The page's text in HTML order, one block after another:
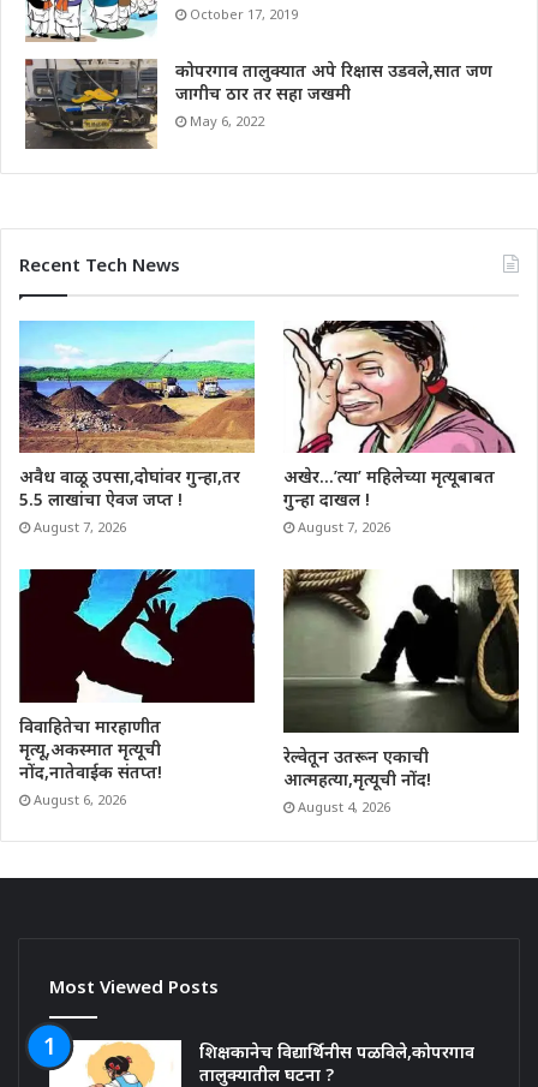
October 17, 2019
कोपरगाव तालुक्यात अपे रिक्षास उडवले,सात जण
जागीच ठार तर सहा जखमी
May 6, 2022
Recent Tech News
अवैध वाळू उपसा,दोघांवर गुन्हा,तर
5.5 लाखांचा ऐवज जप्त !
August 7, 2026
अखेर…’त्या’ महिलेच्या मृत्यूबाबत
गुन्हा दाखल !
August 7, 2026
विवाहितेचा मारहाणीत
मृत्यू,अकस्मात मृत्यूची
नोंद,नातेवाईक संतप्त!
August 6, 2026
रेल्वेतून उतरून एकाची
आत्महत्या,मृत्यूची नोंद!
August 4, 2026
Most Viewed Posts
शिक्षकानेच विद्यार्थिनीस पळविले,कोपरगाव
तालुक्यातील घटना ?